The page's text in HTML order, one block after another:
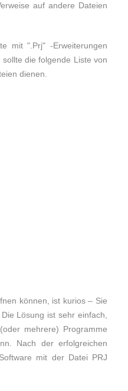
auf andere Dateien
mit ".Prj" -Erweiterungen
die folgende Liste von
dienen.
können, ist kurios – Sie
Lösung ist sehr einfach,
mehrere) Programme
Nach der erfolgreichen
mit der Datei PRJ